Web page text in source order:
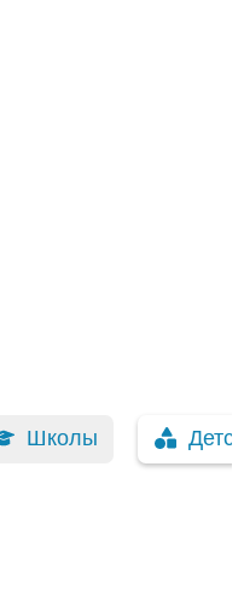
Школы